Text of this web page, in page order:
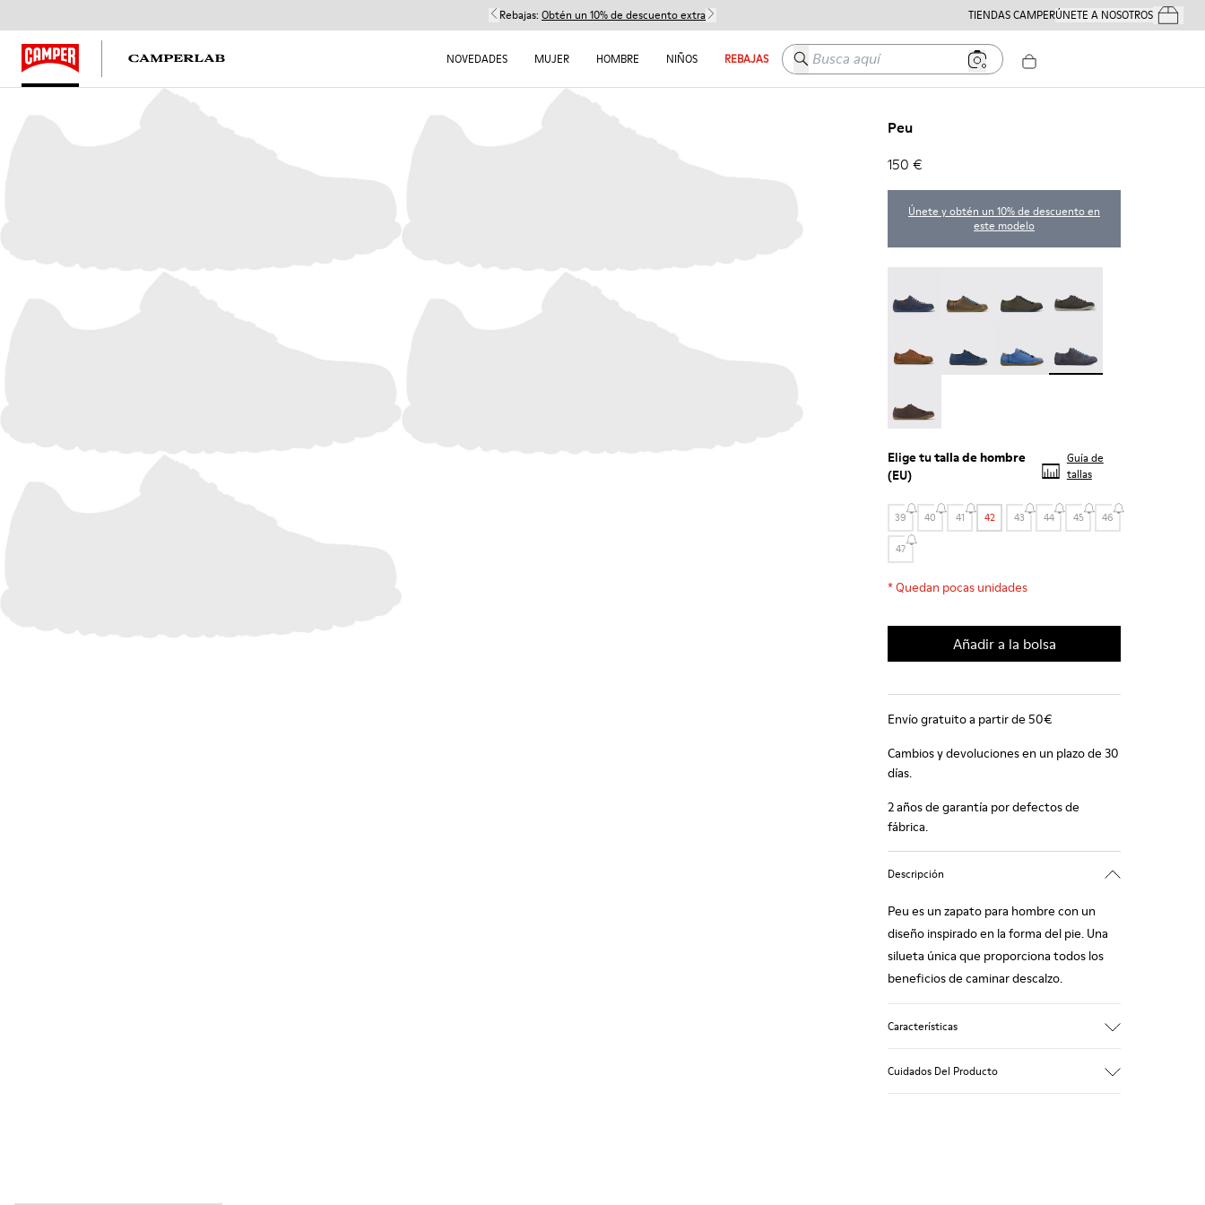
Rebajas: Obtén un 10% de descuento extra TIENDAS CAMPERÚNETE A NOSOTROSTus
NOVEDADES MUJER HOMBRE NIÑOS REBAJAS Busca aquí
Peu
150 €
Únete y obtén un 10% de descuento en
este modelo
Elige tutalla de hombre
(EU)
Guía de
tallas
39 40 41 42 43 44 45 46
47
*Quedan pocas unidades
Añadir a la bolsa
Envío gratuito a partir de 50€
Cambios y devoluciones en un plazo de 30
días.
2 años de garantía por defectos de
fábrica.
Descripción
Peu es un zapato para hombre con un
diseño inspirado en la forma del pie. Una
silueta única que proporciona todos los
beneficios de caminar descalzo.
Características
Cuidados Del Producto